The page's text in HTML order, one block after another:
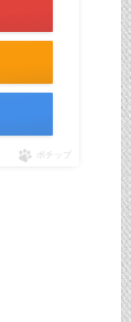
ポチップ